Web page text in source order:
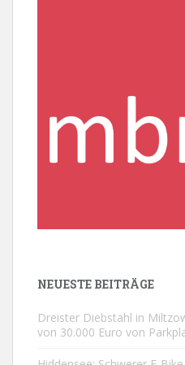
NEUESTE BEITRÄGE
Dreister Diebstahl in
von 30.000 Euro von